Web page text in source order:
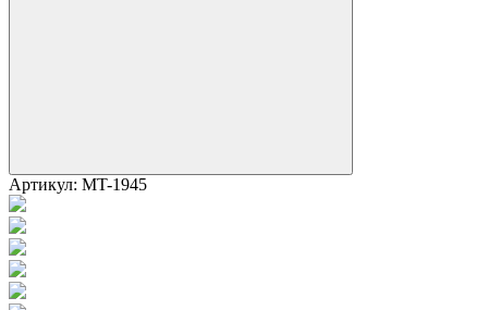
Артикул: MT-1945